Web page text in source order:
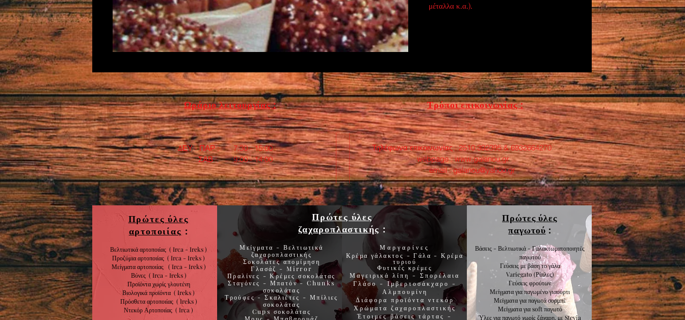
μέταλλα κ.α.).
Ωράριο λειτουργίας :
ΔΕΥ - ΠΑΡ : 7:30 - 15:00
​ ΣΑΒ : 9:00 - 14:00
Τρόποι επικοινωνίας :
Τηλέφωνα επικοινωνίας : 2510 392395 & 6932664270
webpage :www.galanou.gr
email :galanou@yahoo.gr
Πρώτες ύλες
αρτοποιίας :
Βελτιωτικά αρτοποιίας ( Irca - Ireks )
Προζύμια αρτοποιίας ( Irca - Ireks )
Μείγματα αρτοποιίας ( Irca - Ireks )
Βύνες ( Irca - Ireks )
Προϊόντα χωρίςγλουτένη
Βιολογικάπροϊόντα ( Ireks )
Πρόσθετα αρτοποιίας (Ireks )
Ντεκόρ Αρτοποιίας ( Irca )
Μείγματα - Βελτιωτικά
ζαχαροπλαστικής
Σοκολάτεςαπομίμηση
Γλασάζ - Mirror
Πραλίνες - Κρέμες σοκολάτας
Σταγόνες - Μπατόν-Chunks
σοκολάτας
Τρούφες-Σκαλιέτες -Μπίλιες
σοκολάτας
Cups σοκολάτας
Μαργαρίνες
Κρέμα γάλακτος - Γάλα - Κρέμα
τυριού
Φυτικές κρέμες
Μαγειρικά λίπη - Σπορέλαια
Γλάσο -Ιμβερτοσάκχαρο -
Αλμπουμίνη
Διάφορα προϊόντα ντεκόρ
Χρώματα ζαχαροπλαστικής
Έτοιμες βάσεις τάρτας
-
Πρώτες ύλες
παγωτού :
Βάσεις - Βελτιωτικά - Γαλακτωματοποιητές
παγωτού
Γεύσεις με βάση το γάλα
Variegato (Ρίπλες)
Γεύσειςφρούτων
Μείγματα γιαπαγωμένο γιαούρτι
Μείγματα γιαπαγωτά σορμπέ
Μείγματα γιαsoft παγωτό
Ύλες για παγωτό χωρίς ζάχαρη, με Stevia
Πρώτες ύλες
ζαχαροπλαστικής :